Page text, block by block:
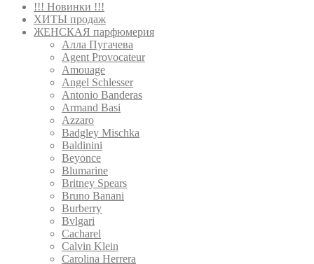
!!! Новинки !!!
ХИТЫ продаж
ЖЕНСКАЯ парфюмерия
Алла Пугачева
Agent Provocateur
Amouage
Angel Schlesser
Antonio Banderas
Armand Basi
Azzaro
Badgley Mischka
Baldinini
Beyonce
Blumarine
Britney Spears
Bruno Banani
Burberry
Bvlgari
Cacharel
Calvin Klein
Carolina Herrera